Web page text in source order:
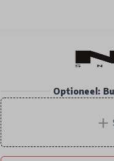
Optioneel:
+